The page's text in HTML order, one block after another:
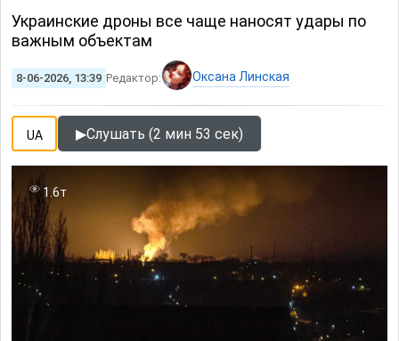
Украинские дроны все чаще наносят удары по
важным объектам
8-06-2026, 13:39 Редактор: Оксана Линская
UA ▶Слушать (2 мин 53 сек)
1.6т